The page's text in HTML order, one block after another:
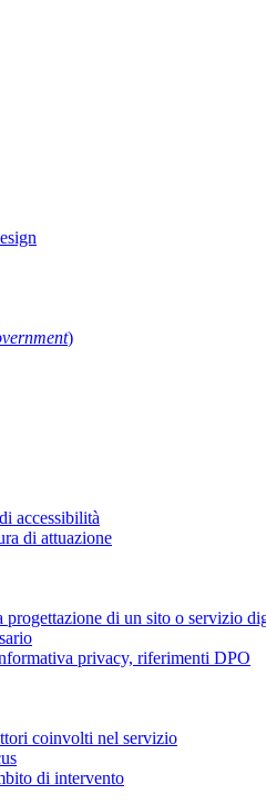
)
accessibilità
di attuazione
di un sito o servizio
privacy, riferimenti DPO
coinvolti nel servizio
di intervento